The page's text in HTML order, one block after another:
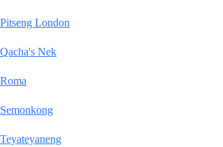
Pitseng London
Qacha's Nek
Roma
Semonkong
Teyateyaneng